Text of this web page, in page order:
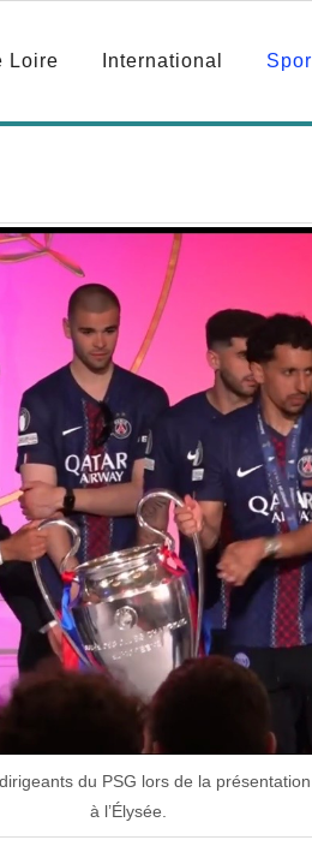
Loire International
du PSG lors de la
à l’Élysée.